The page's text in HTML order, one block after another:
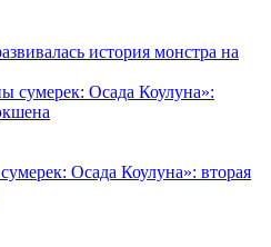
история монстра на
Осада Коулуна»: вторая